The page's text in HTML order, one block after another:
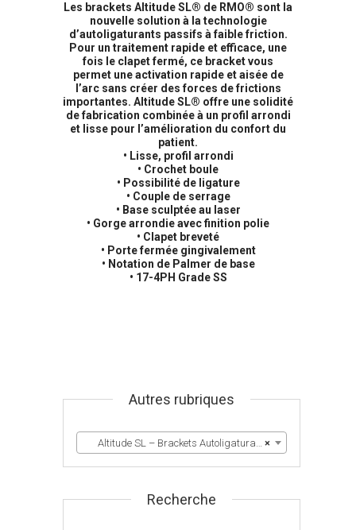
Les brackets Altitude SL® de RMO® sont la
nouvelle solution à la technologie
d’autoligaturants passifs à faible friction.
Pour un traitement rapide et efficace, une
fois le clapet fermé, ce bracket vous
permet une activation rapide et aisée de
l’arc sans créer des forces de frictions
importantes. Altitude SL® offre une solidité
de fabrication combinée à un profil arrondi
et lisse pour l’amélioration du confort du
patient.
• Lisse, profil arrondi
• Crochet boule
• Possibilité de ligature
• Couple de serrage
• Base sculptée au laser
• Gorge arrondie avec finition polie
• Clapet breveté
• Porte fermée gingivalement
• Notation de Palmer de base
• 17-4PH Grade SS
Autres rubriques
×
Altitude SL – Brackets Autoligaturants
Recherche